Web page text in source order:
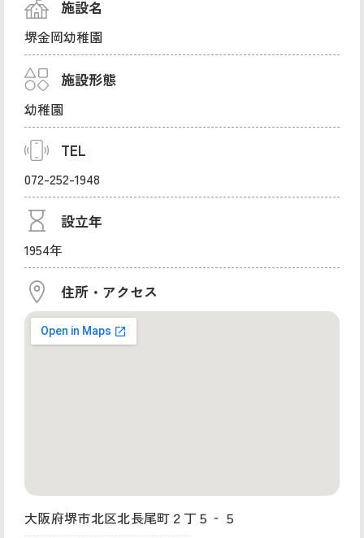
施設名
堺金岡幼稚園
施設形態
幼稚園
TEL
072-252-1948
設立年
1954年
住所・アクセス
大阪府堺市北区北長尾町２丁５‐５